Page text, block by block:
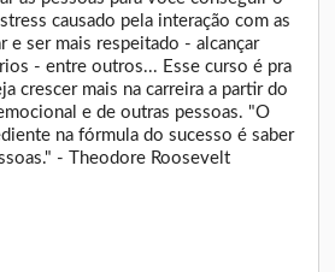
causado pela interação com as
e ser mais respeitado - alcançar
- entre outros... Esse curso é pra
crescer mais na carreira a partir do
e de outras pessoas. "O
na fórmula do sucesso é saber
- Theodore Roosevelt